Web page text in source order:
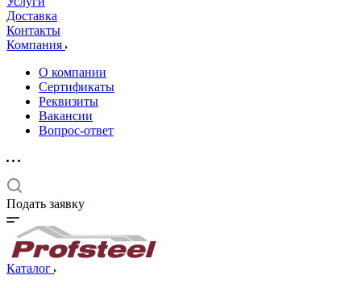
Доставка
Контакты
Компания
О компании
Сертификаты
Реквизиты
Вакансии
Вопрос-ответ
Подать заявку
Каталог